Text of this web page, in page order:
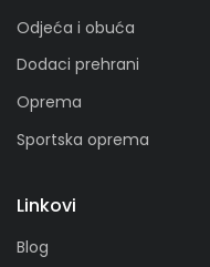
Odjeća i obuća
Dodaci prehrani
Oprema
Sportska oprema
Linkovi
Blog